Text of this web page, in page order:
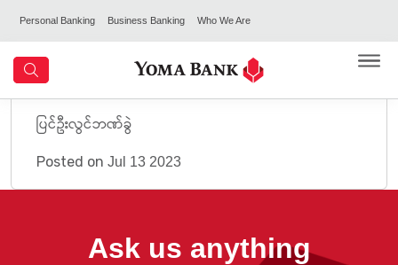
Personal Banking Business Banking Who We Are
ပြင်ဦးလွင်ဘဏ်ခွဲ
Posted on Jul 13 2023
Ask us anything